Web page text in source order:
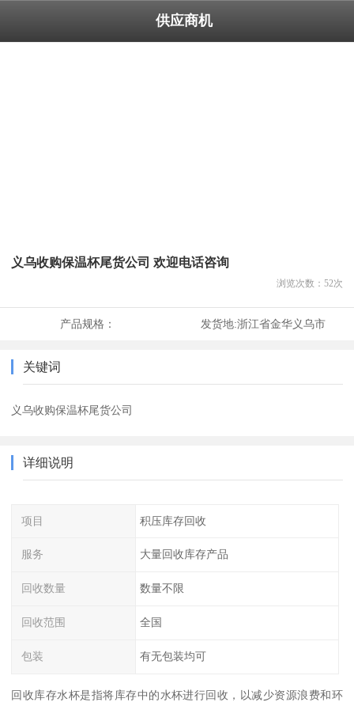
供应商机
义乌收购保温杯尾货公司 欢迎电话咨询
浏览次数： 52次
产品规格： 发货地:浙江省金华义乌市
关键词
义乌收购保温杯尾货公司
详细说明
项目 积压库存回收
服务 大量回收库存产品
回收数量 数量不限
回收范围 全国
包装 有无包装均可
回收库存水杯是指将库存中的水杯进行回收，以减少资源浪费和环